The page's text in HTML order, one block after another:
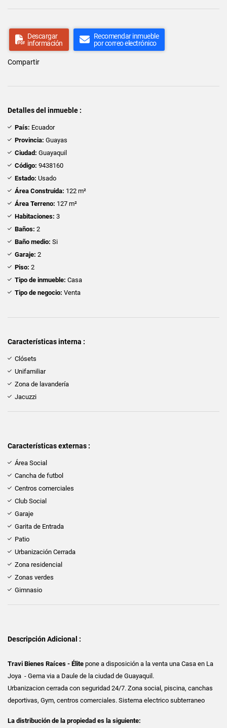
Descargar
información
Recomendar inmueble
por correo electrónico
Compartir
Detalles del inmueble :
País: Ecuador
Provincia: Guayas
Ciudad: Guayaquil
Código: 9438160
Estado: Usado
Área Construida: 122 m²
Área Terreno: 127 m²
Habitaciones: 3
Baños: 2
Baño medio: Si
Garaje: 2
Piso: 2
Tipo de inmueble: Casa
Tipo de negocio: Venta
Características interna :
Clósets
Unifamiliar
Zona de lavandería
Jacuzzi
Características externas :
Área Social
Cancha de futbol
Centros comerciales
Club Social
Garaje
Garita de Entrada
Patio
Urbanización Cerrada
Zona residencial
Zonas verdes
Gimnasio
Descripción Adicional :
Travi Bienes Raíces - Élite pone a disposición a la venta una Casa en La
Joya - Gema via a Daule de la ciudad de Guayaquil.
Urbanizacion cerrada con seguridad 24/7. Zona social, piscina, canchas
deportivas, Gym, centros comerciales. Sistema electrico subterraneo
La distribución de la propiedad es la siguiente: